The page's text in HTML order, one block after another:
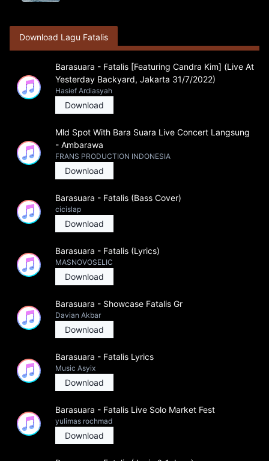
Download Lagu Fatalis
Barasuara - Fatalis [Featuring Candra Kim] (Live At
Yesterday Backyard, Jakarta 31/7/2022)
Hasief Ardiasyah
Download
Mld Spot With Bara Suara Live Concert Langsung
- Ambarawa
FRANS PRODUCTION INDONESIA
Download
Barasuara - Fatalis (Bass Cover)
cicislap
Download
Barasuara - Fatalis (Lyrics)
MASNOVOSELIC
Download
Barasuara - Showcase Fatalis Gr
Davian Akbar
Download
Barasuara - Fatalis Lyrics
Music Asyix
Download
Barasuara - Fatalis Live Solo Market Fest
yulimas rochmad
Download